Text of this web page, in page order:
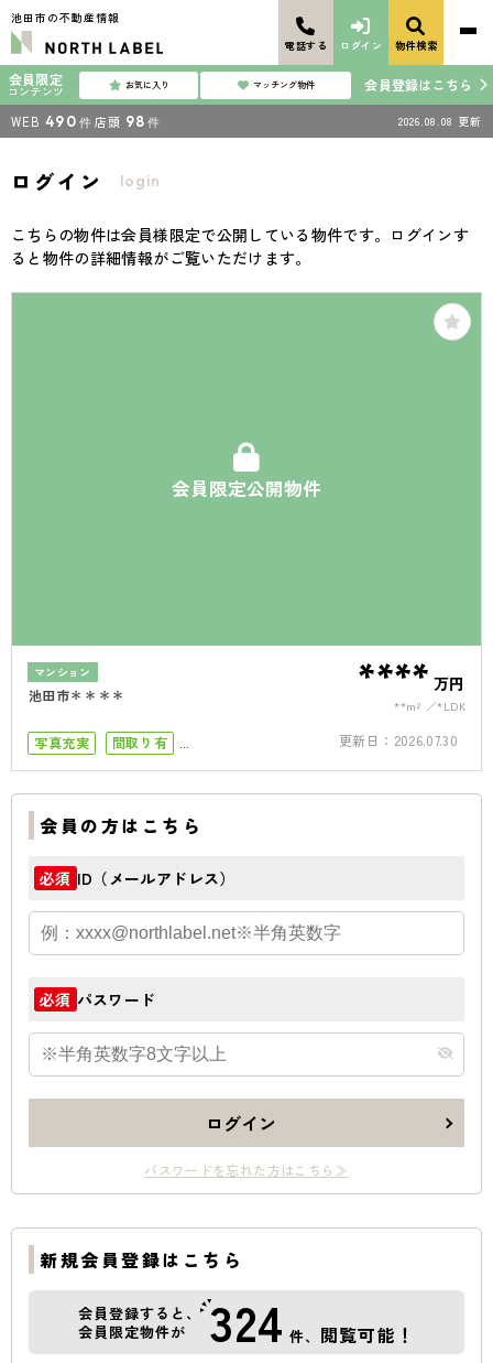
池田市の不動産情報
電話する ログイン 物件検索
会員限定
コンテンツ お気に入り マッチング物件 会員登録はこちら
WEB 490 件 店頭 98 件 2026.08.08 更新
ログイン login
こちらの物件は会員様限定で公開している物件です。ログインす
ると物件の詳細情報がご覧いただけます。
会員限定公開物件
マンション
池田市＊＊＊＊ **** 万円
**m² *LDK
写真充実
間取り有
更新日： 2026.07.30
会員の方はこちら
必須 ID（メールアドレス）
必須 パスワード
ログイン
パスワードを忘れた方はこちら≫
新規会員登録はこちら
会員登録すると、
会員限定物件が
324 件、 閲覧可能！